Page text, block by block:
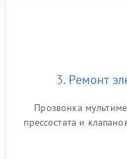
3. Ремонт
Прозвонка
прессостата и
Восстановление